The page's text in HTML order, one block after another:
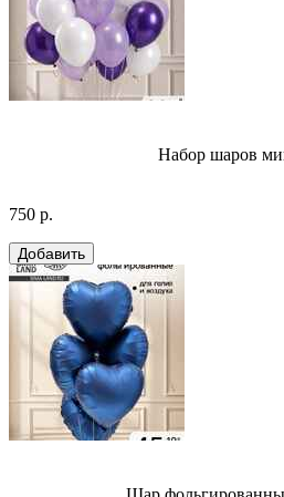
Набор шаров
750 р.